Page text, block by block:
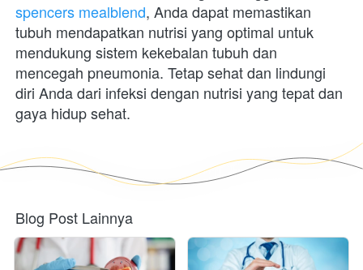
spencers mealblend, Anda dapat memastikan
tubuh mendapatkan nutrisi yang optimal untuk
mendukung sistem kekebalan tubuh dan
mencegah pneumonia. Tetap sehat dan lindungi
diri Anda dari infeksi dengan nutrisi yang tepat dan
gaya hidup sehat.
Blog Post Lainnya